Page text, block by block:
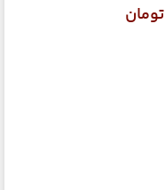
تومان